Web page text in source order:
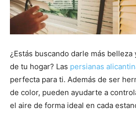
¿Estás buscando darle más belleza
de tu hogar? Las persianas
perfecta para ti. Además de ser
de color, pueden ayudarte a
el aire de forma ideal en cada